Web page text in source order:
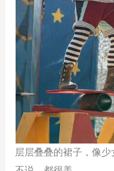
层层叠叠的裙子，像